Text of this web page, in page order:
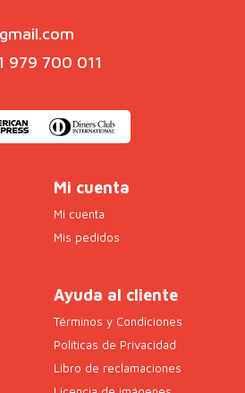
979 700 011
Mi cuenta
Mi cuenta
Mis pedidos
Ayuda al cliente
Términos y Condiciones
Políticas de Privacidad
Libro de reclamaciones